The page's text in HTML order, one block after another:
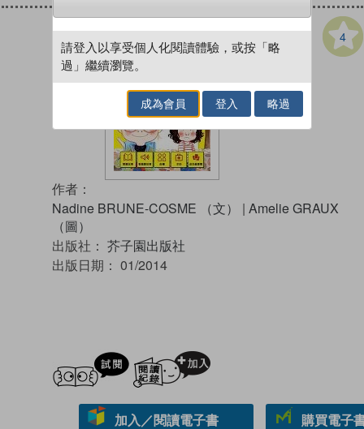
4
作者：
Nadine BRUNE-COSME （文）
| Amelie GRAUX
（圖）
出版社： 芥子園出版社
出版日期： 01/2014
試閲
加入／閱讀電子書 購買電子
請登入以享受個人化閱讀體驗，或按「略
過」繼續瀏覽。
成為會員 登入 略過